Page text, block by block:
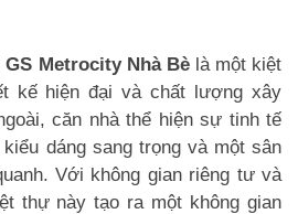
Metrocity Nhà Bèlà một kiệt
kế hiện đại và chất lượng xây
căn nhà thể hiện sự tinh tế
dáng sang trọng và một sân
Với không gian riêng tư và
thự này tạo ra một không gian